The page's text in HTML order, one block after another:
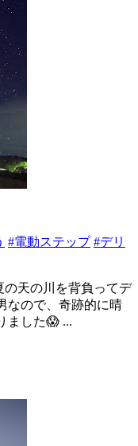
#電動ステップ #デリ
の天の川を背負ってデ
なので、奇跡的に晴
ました😱 ...